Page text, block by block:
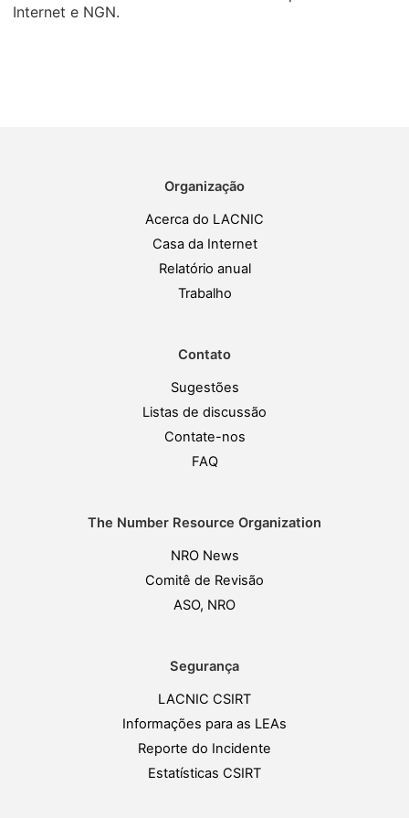
Internet e NGN.
Organização
Acerca do LACNIC
Casa da Internet
Relatório anual
Trabalho
Contato
Sugestões
Listas de discussão
Contate-nos
FAQ
The Number Resource Organization
NRO News
Comitê de Revisão
ASO, NRO
Segurança
LACNIC CSIRT
Informações para as LEAs
Reporte do Incidente
Estatísticas CSIRT